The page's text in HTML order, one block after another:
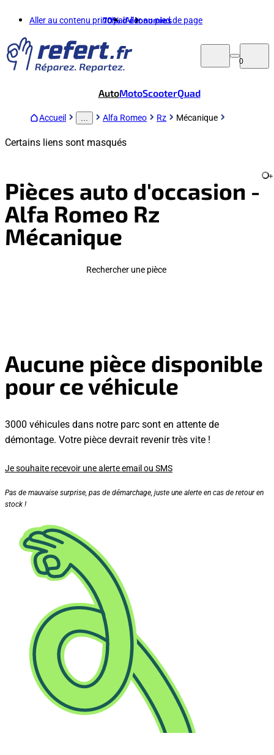
Aller au contenu principalAller au pied de page
70%d'économies
0
AutoMotoScooterQuad
Accueil Alfa Romeo Rz Mécanique
Certains liens sont masqués
Pièces auto d'occasion -
Alfa Romeo Rz
Mécanique
+
Rechercher une pièce
Aucune pièce disponible
pour ce véhicule
3000 véhicules dans notre parc sont en attente de
démontage. Votre pièce devrait revenir très vite !
Je souhaite recevoir une alerte email ou SMS
Pas de mauvaise surprise, pas de démarchage, juste une alerte en cas de retour en
stock !